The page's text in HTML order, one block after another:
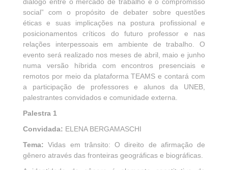
social” com o propósito de debater sobre questões
éticas e suas implicações na postura profissional e
posicionamentos críticos do futuro professor e nas
relações interpessoais em ambiente de trabalho. O
evento será realizado nos meses de abril, maio e junho
numa versão híbrida com encontros presenciais e
remotos por meio da plataforma TEAMS e contará com
a participação de professores e alunos da UNEB,
palestrantes convidados e comunidade externa.
Palestra 1
Convidada: ELENA BERGAMASCHI
Tema: Vidas em trânsito: O direito de afirmação de
gênero através das fronteiras geográficas e biográficas.